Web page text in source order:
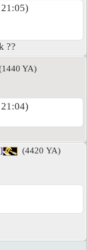
??
YA)
(4420 YA)